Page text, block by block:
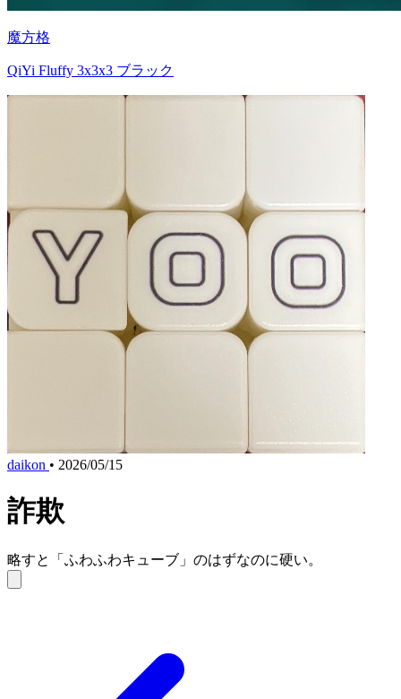
魔方格
QiYi Fluffy 3x3x3 ブラック
daikon • 2026/05/15
詐欺
略すと「ふわふわキューブ」のはずなのに硬い。